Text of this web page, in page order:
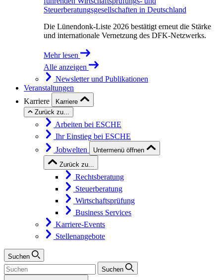
Steuerberatungsgesellschaften in Deutschland
Die Lünendonk-Liste 2026 bestätigt erneut die Stärke
und internationale Vernetzung des DFK-Netzwerks.
Mehr lesen
Alle anzeigen
Newsletter und Publikationen
Veranstaltungen
Karriere
Karriere
Zurück zu...
Arbeiten bei ESCHE
Ihr Einstieg bei ESCHE
Jobwelten
Untermenü öffnen
Zurück zu...
Rechtsberatung
Steuerberatung
Wirtschaftsprüfung
Business Services
Karriere-Events
Stellenangebote
Suchen
Suchen